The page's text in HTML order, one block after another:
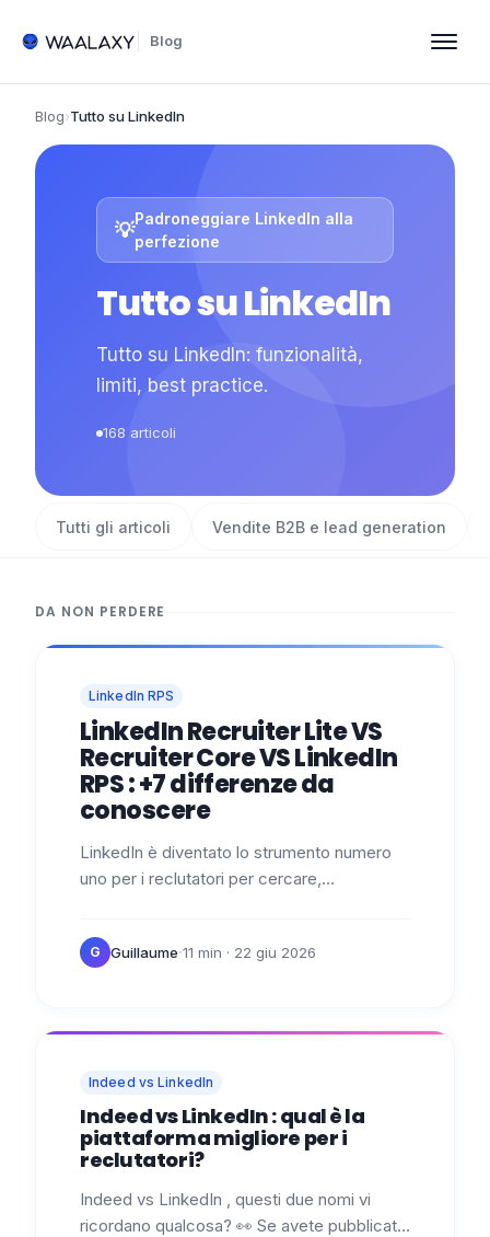
Blog
Blog›Tutto su LinkedIn
💡Padroneggiare LinkedIn alla
perfezione
Tutto su LinkedIn
Tutto su LinkedIn: funzionalità,
limiti, best practice.
168 articoli
Tutti gli articoli Vendite B2B e lead generation
DA NON PERDERE
LinkedIn RPS
LinkedIn Recruiter Lite VS
Recruiter Core VS LinkedIn
RPS : +7 differenze da
conoscere
LinkedIn è diventato lo strumento numero
uno per i reclutatori per cercare,
G Guillaume·11 min · 22 giu 2026
Indeed vs LinkedIn
Indeed vs LinkedIn : qual è la
piattaforma migliore per i
reclutatori?
Indeed vs LinkedIn , questi due nomi vi
ricordano qualcosa? 👀 Se avete pubblicato